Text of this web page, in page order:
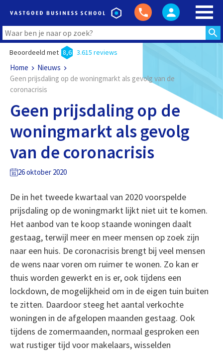
Beoordeeld met 8,6 3.615 reviews
Home
Nieuws
Geen prijsdaling op de woningmarkt als gevolg van de
coronacrisis
Geen prijsdaling op de
woningmarkt als gevolg
van de coronacrisis
26 oktober 2020
De in het tweede kwartaal van 2020 voorspelde
prijsdaling op de woningmarkt lijkt niet uit te komen.
Het aanbod van te koop staande woningen daalt
gestaag, terwijl meer en meer mensen op zoek zijn
naar een huis. De coronacrisis brengt bij veel mensen
de wens naar voren om ruimer te wonen. Zo kan er
thuis worden gewerkt en is er, ook tijdens een
lockdown, de mogelijkheid om in de eigen tuin buiten
te zitten. Daardoor steeg het aantal verkochte
woningen in de afgelopen maanden gestaag. Ook
tijdens de zomermaanden, normaal gesproken een
wat rustiger tijd voor makelaars, wisselden